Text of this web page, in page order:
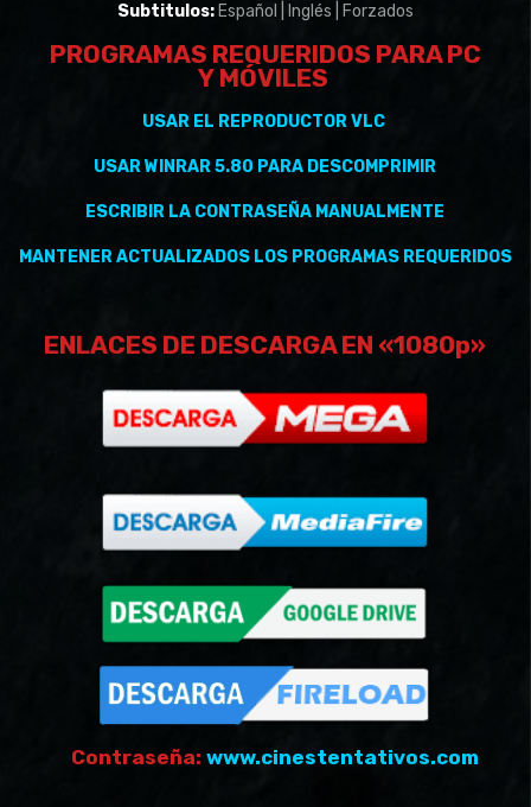
Subtitulos: Español | Inglés | Forzados
PROGRAMAS REQUERIDOS PARA PC
Y MÓVILES
USAR EL REPRODUCTOR VLC
USAR WINRAR 5.80 PARA DESCOMPRIMIR
ESCRIBIR LA CONTRASEÑA MANUALMENTE
MANTENERACTUALIZADOSLOS PROGRAMAS REQUERIDOS
ENLACES DE DESCARGA EN «1080p»
Contraseña: www.cinestentativos.com